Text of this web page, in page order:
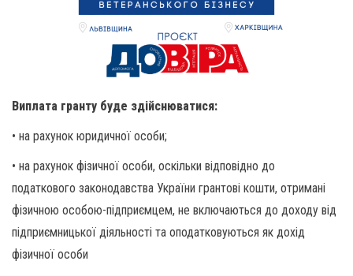
Виплата гранту буде здійснюватися:
• на рахунок юридичної особи;
• на рахунок фізичної особи, оскільки відповідно до
податкового законодавства України грантові кошти, отримані
фізичною особою-підприємцем, не включаються до доходу від
підприємницької діяльності та оподатковуються як дохід
фізичної особи